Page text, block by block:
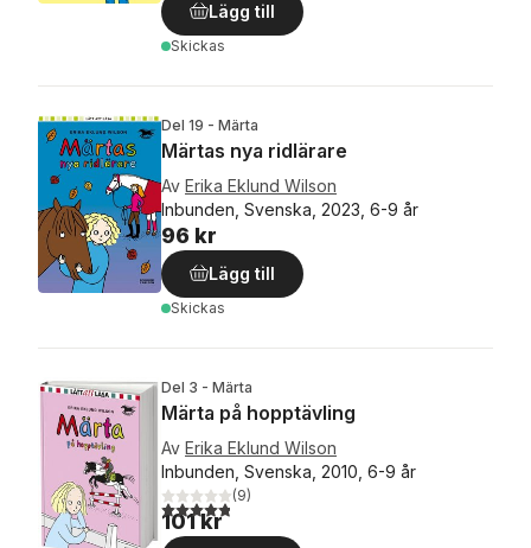
Lägg till
Skickas
Del 19 - Märta
Märtas nya ridlärare
Av Erika Eklund Wilson
Inbunden, Svenska, 2023, 6-9 år
96 kr
Lägg till
Skickas
Del 3 - Märta
Märta på hopptävling
Av Erika Eklund Wilson
Inbunden, Svenska, 2010, 6-9 år
4,8utav 5 stjärnor. Totalt antal röster:
(9)
101 kr